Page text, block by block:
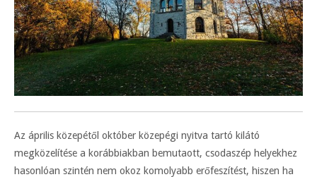
Az április közepétől október közepégi nyitva tartó kilátó
megközelítése a korábbiakban bemutaott, csodaszép helyekhez
hasonlóan szintén nem okoz komolyabb erőfeszítést, hiszen ha